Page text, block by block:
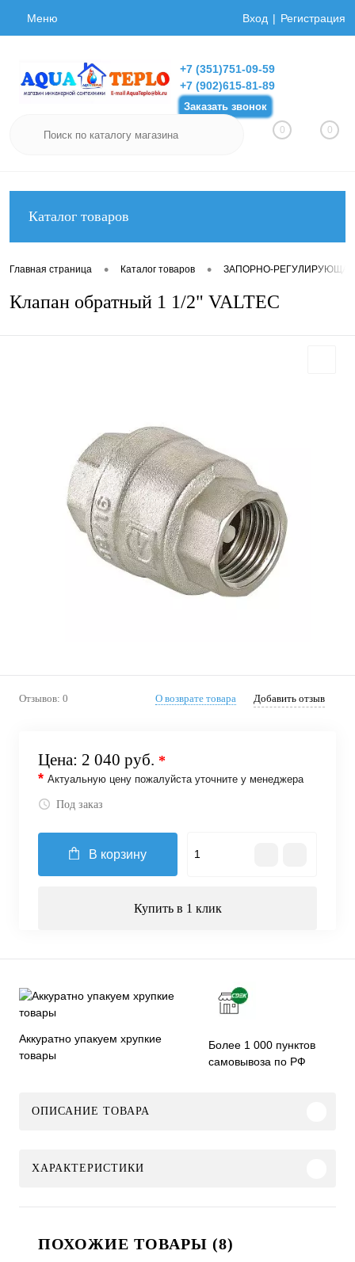
Меню Вход Регистрация
+7 (351)751-09-59
+7 (902)615-81-89
Заказать звонок
0 0
Каталог товаров
Главная страница • Каталог товаров • ЗАПОРНО-
Клапан обратный 1 1/2" VALTEC
Отзывов: 0 О возврате товара Добавить отзыв
Цена: 2 040 руб. *
* Актуальную цену пожалуйста уточните у менеджера
Под заказ
В корзину
Купить в 1 клик
Аккуратно упакуем хрупкие
товары
Более 1 000 пунктов
самовывоза по РФ
ОПИСАНИЕ ТОВАРА
ХАРАКТЕРИСТИКИ
ПОХОЖИЕ ТОВАРЫ (8)